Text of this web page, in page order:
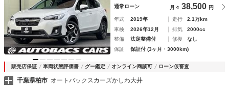
通常ローン 月々 38,500 円
年式 2019年 走行
2.1万km
車検
2026年12月 排気
2000cc
整備
法定整備付 修復
なし
保証
保証付 (3ヶ月・3000km)
販売店保証 車両状態評価書 グー鑑定 オンライン商談可 ローン仮審査
千葉県柏市 オートバックスカーズかしわ大井